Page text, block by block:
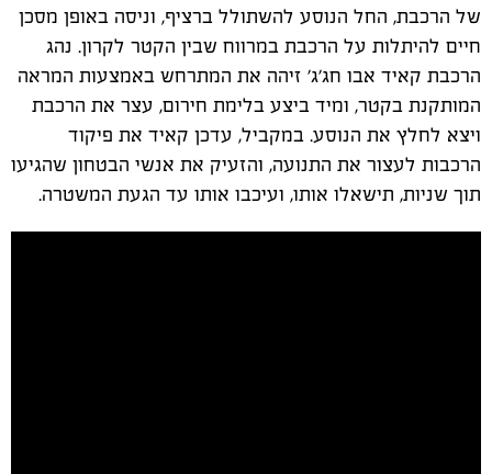
של הרכבת, החל הנוסע להשתולל ברציף, וניסה באופן מסכן
חיים להיתלות על הרכבת במרווח שבין הקטר לקרון. נהג
הרכבת קאיד אבו חג'ג' זיהה את המתרחש באמצעות המראה
המותקנת בקטר, ומיד ביצע בלימת חירום, עצר את הרכבת
ויצא לחלץ את הנוסע. במקביל, עדכן קאיד את פיקוד
הרכבות לעצור את התנועה, והזעיק את אנשי הבטחון שהגיעו
תוך שניות, תישאלו אותו, ועיכבו אותו עד הגעת המשטרה.